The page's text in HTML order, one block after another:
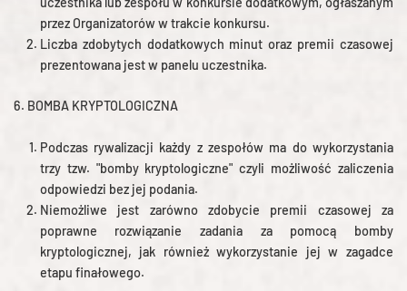
przez Organizatorów w trakcie konkursu.
Liczba zdobytych dodatkowych minut oraz premii czasowej
prezentowana jest w panelu uczestnika.
6. BOMBA KRYPTOLOGICZNA
Podczas rywalizacji każdy z zespołów ma do wykorzystania
trzy tzw. "bomby kryptologiczne" czyli możliwość zaliczenia
odpowiedzi bez jej podania.
Niemożliwe jest zarówno zdobycie premii czasowej za
poprawne rozwiązanie zadania za pomocą bomby
kryptologicznej, jak również wykorzystanie jej w zagadce
etapu finałowego.